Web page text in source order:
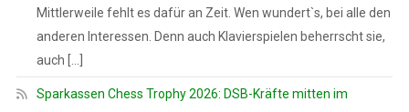
Mittlerweile fehlt es dafür an Zeit. Wen wundert`s, bei alle den
anderen Interessen. Denn auch Klavierspielen beherrscht sie,
auch […]
Sparkassen Chess Trophy 2026: DSB-Kräfte mitten im